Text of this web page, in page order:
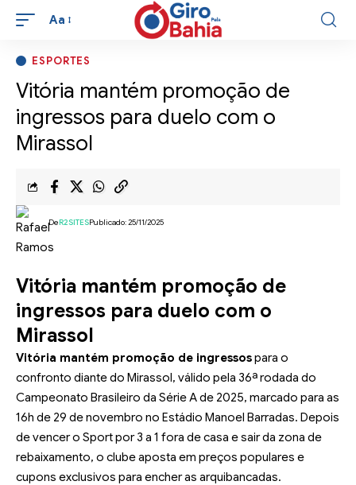
Aa
ESPORTES
Vitória mantém promoção de
ingressos para duelo com o
Mirassol
DeR2SITESPublicado: 25/11/2025
Vitória mantém promoção de
ingressos para duelo com o
Mirassol
Vitória mantém promoção de ingressospara o
confronto diante do Mirassol, válido pela 36ª rodada do
Campeonato Brasileiro da Série A de 2025, marcado para as
16h de 29 de novembro no Estádio Manoel Barradas. Depois
de vencer o Sport por 3 a 1 fora de casa e sair da zona de
rebaixamento, o clube aposta em preços populares e
cupons exclusivos para encher as arquibancadas.